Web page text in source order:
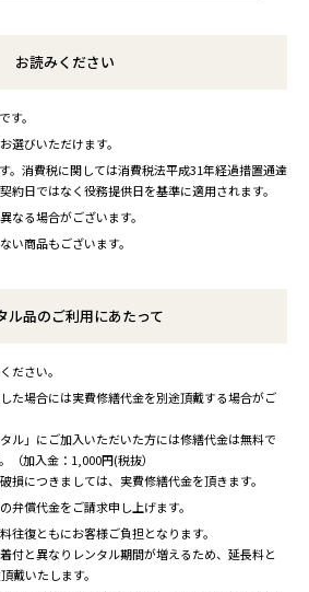
お読みください
す。
選びいただけます。
。消費税に関しては消費税法平成31年経過措置通達
約日ではなく役務提供日を基準に適用されます。
なる場合がございます。
い商品もございます。
ル品のご利用にあたって
ださい。
た場合には実費修繕代金を別途頂戴する場合がご
ル」にご加入いただいた方には修繕代金は無料で
（加入金：1,000円(税抜）
損につきましては、実費修繕代金を頂きます。
弁償代金をご請求申し上げます。
往復ともにお客様ご負担となります。
付と異なりレンタル期間が増えるため、延長料と
戴いたします。